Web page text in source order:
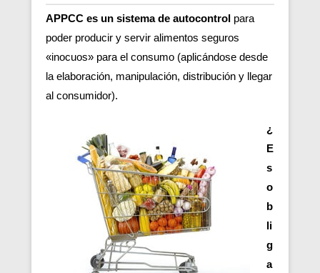
APPCC es un sistema de autocontrol para
poder producir y servir alimentos seguros
«inocuos» para el consumo (aplicándose desde
la elaboración, manipulación, distribución y llegar
al consumidor).
¿
E
s
o
b
li
g
a